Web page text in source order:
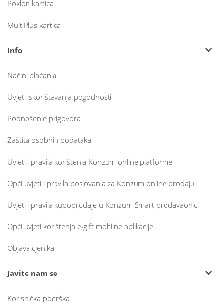
Poklon kartica
MultiPlus kartica
Info
Načini plaćanja
Uvjeti iskorištavanja pogodnosti
Podnošenje prigovora
Zaštita osobnih podataka
Uvjeti i pravila korištenja Konzum online platforme
Opći uvjeti i pravila poslovanja za Konzum online prodaju
Uvjeti i pravila kupoprodaje u Konzum Smart prodavaonici
Opći uvjeti korištenja e-gift mobilne aplikacije
Objava cjenika
Javite nam se
Korisnička podrška